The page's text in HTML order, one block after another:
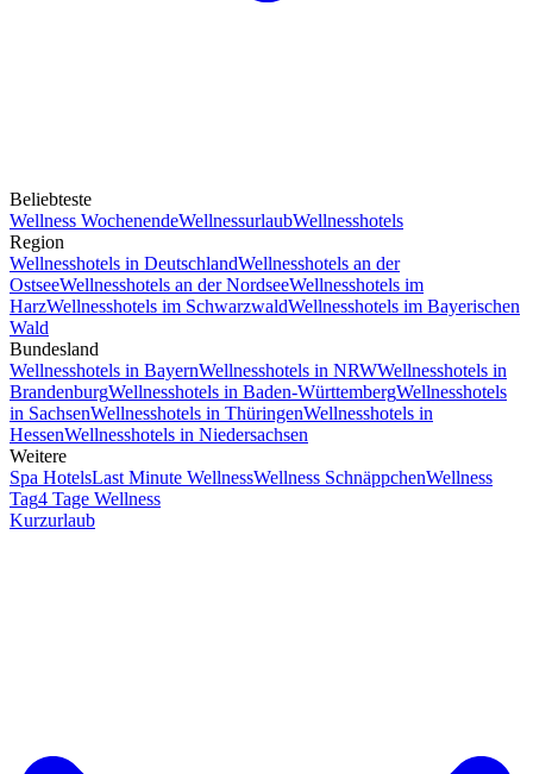
Beliebteste
Wellness WochenendeWellnessurlaubWellnesshotels
Region
Wellnesshotels in DeutschlandWellnesshotels an der
OstseeWellnesshotels an der NordseeWellnesshotels im
HarzWellnesshotels im SchwarzwaldWellnesshotels im Bayerischen
Wald
Bundesland
Wellnesshotels in BayernWellnesshotels in NRWWellnesshotels in
BrandenburgWellnesshotels in Baden-WürttembergWellnesshotels
in SachsenWellnesshotels in ThüringenWellnesshotels in
HessenWellnesshotels in Niedersachsen
Weitere
Spa HotelsLast Minute WellnessWellness SchnäppchenWellness
Tag4 Tage Wellness
Kurzurlaub